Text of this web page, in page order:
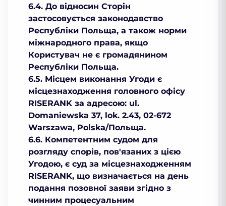
6.4. До відносин Сторін
застосовується законодавство
Республіки Польща, а також норми
міжнародного права, якщо
Користувач не є громадянином
Республіки Польща.
6.5. Місцем виконання Угоди є
місцезнаходження головного офісу
RISERANK за адресою: ul.
Domaniewska 37, lok. 2.43, 02-672
Warszawa, Polska/Польща.
6.6. Компетентним судом для
розгляду спорів, пов'язаних з цією
Угодою, є суд за місцезнаходженням
RISERANK, що визначається на день
подання позовної заяви згідно з
чинним процесуальним